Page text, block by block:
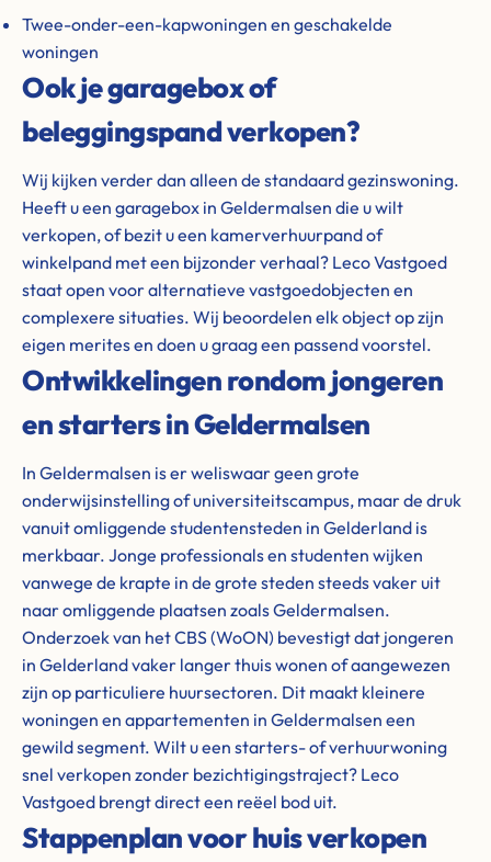
Twee-onder-een-kapwoningen en geschakelde
woningen
Ook je garagebox of
beleggingspand verkopen?
Wij kijken verder dan alleen de standaard gezinswoning.
Heeft u een garagebox in Geldermalsen die u wilt
verkopen, of bezit u een kamerverhuurpand of
winkelpand met een bijzonder verhaal? Leco Vastgoed
staat open voor alternatieve vastgoedobjecten en
complexere situaties. Wij beoordelen elk object op zijn
eigen merites en doen u graag een passend voorstel.
Ontwikkelingen rondom jongeren
en starters in Geldermalsen
In Geldermalsen is er weliswaar geen grote
onderwijsinstelling of universiteitscampus, maar de druk
vanuit omliggende studentensteden in Gelderland is
merkbaar. Jonge professionals en studenten wijken
vanwege de krapte in de grote steden steeds vaker uit
naar omliggende plaatsen zoals Geldermalsen.
Onderzoek van het CBS (WoON) bevestigt dat jongeren
in Gelderland vaker langer thuis wonen of aangewezen
zijn op particuliere huursectoren. Dit maakt kleinere
woningen en appartementen in Geldermalsen een
gewild segment. Wilt u een starters- of verhuurwoning
snel verkopen zonder bezichtigingstraject? Leco
Vastgoed brengt direct een reëel bod uit.
Stappenplan voor huis verkopen